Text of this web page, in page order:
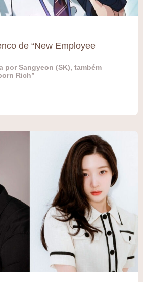
de “New Employee
por Sangyeon (SK), também
Rich”